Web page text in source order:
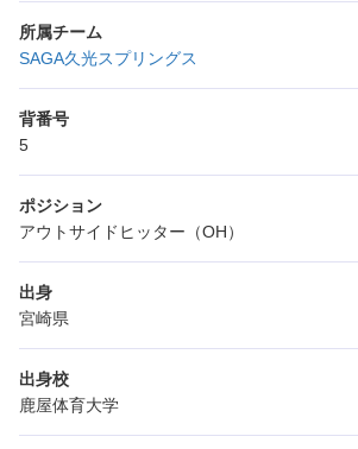
所属チーム
SAGA久光スプリングス
背番号
5
ポジション
アウトサイドヒッター（OH）
出身
宮崎県
出身校
鹿屋体育大学